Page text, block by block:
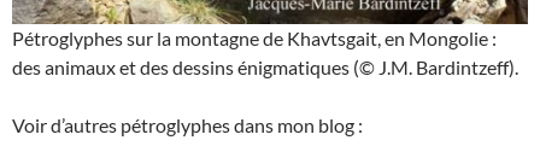
Pétroglyphes sur la montagne de Khavtsgait, en Mongolie :
des animaux et des dessins énigmatiques (© J.M. Bardintzeff).
Voir d’autres pétroglyphes dans mon blog :